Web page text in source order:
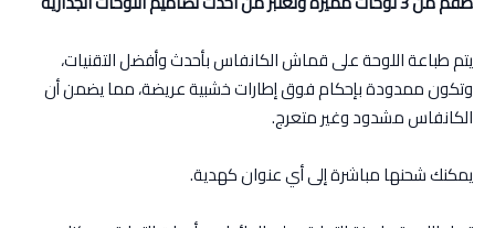
يتم طباعة اللوحة على قماش الكانفاس بأحدث وأفضل التقنيات،
وتكون ممدودة بإحكام فوق إطارات خشبية عريضة، مما يضمن أن
الكانفاس مشدود وغير متعرج.
يمكنك شحنها مباشرة إلى أي عنوان كهدية.